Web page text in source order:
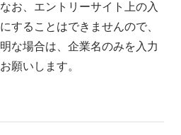
お、エントリーサイト上の入
することはできませんので、
な場合は、企業名のみを入力
願いします。